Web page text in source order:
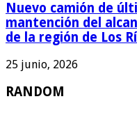
Nuevo camión de
mantención del
de la región de Los
25 junio, 2026
RANDOM